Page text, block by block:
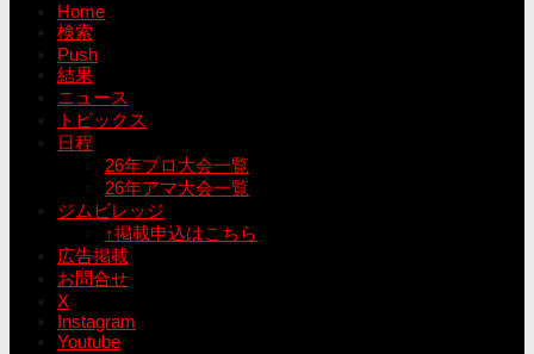
Home
検索
Push
結果
ニュース
トピックス
日程
26年プロ大会一覧
26年アマ大会一覧
ジムビレッジ
↑掲載申込はこちら
広告掲載
お問合せ
X
Instagram
Youtube